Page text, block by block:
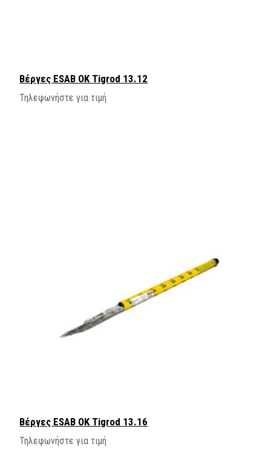
Βέργες ESAB OK Tigrod 13.12
Τηλεφωνήστε για τιμή
Βέργες ESAB OK Tigrod 13.16
Τηλεφωνήστε για τιμή